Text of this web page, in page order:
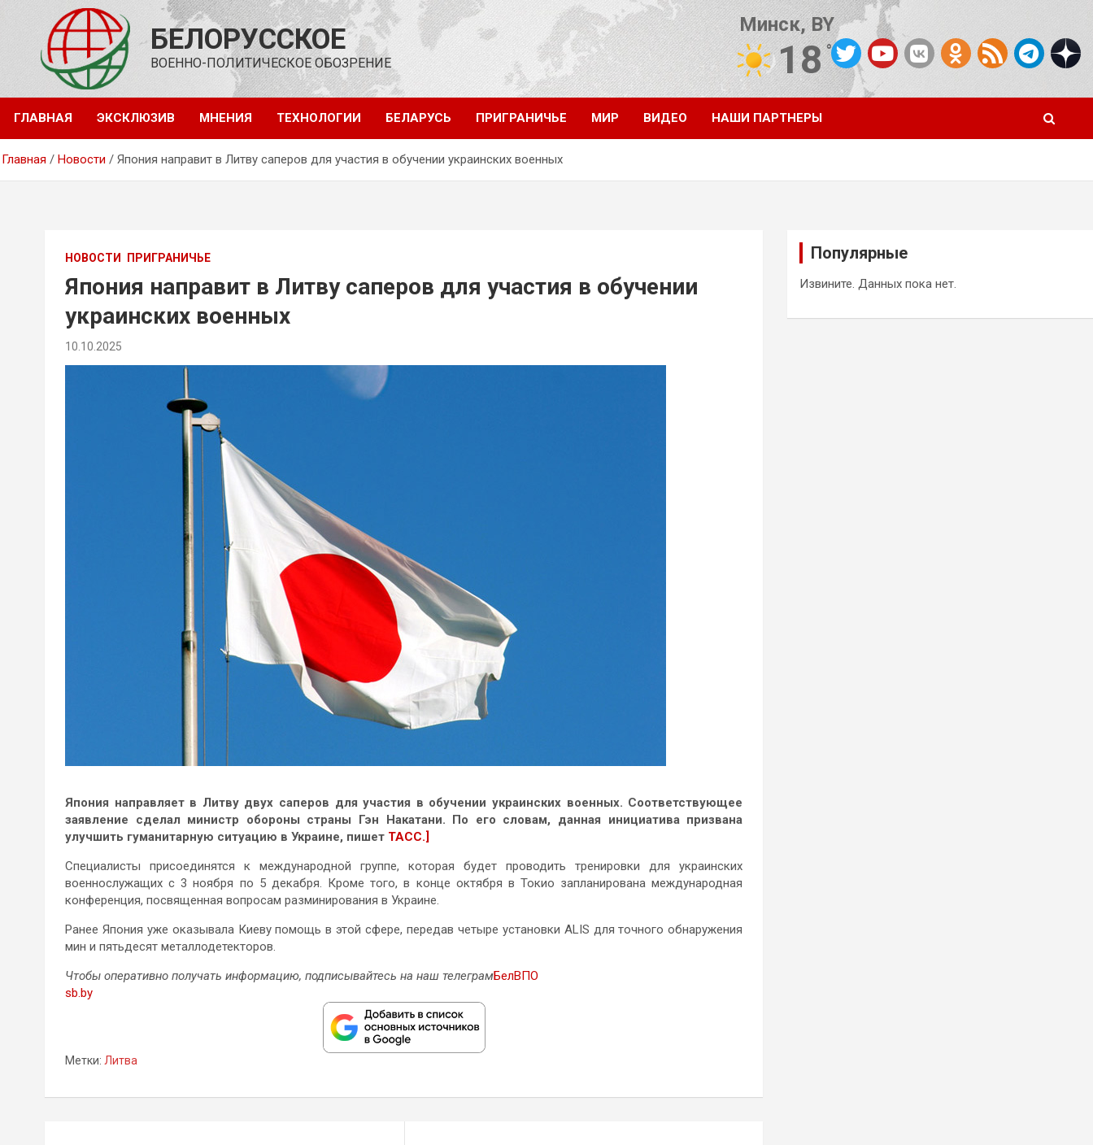
содержимому
БЕЛОРУССКОЕ
ВОЕННО-ПОЛИТИЧЕСКОЕ ОБОЗРЕНИЕ
Минск, BY
18°C
Погода от OpenWeatherMap
ГЛАВНАЯ ЭКСКЛЮЗИВ МНЕНИЯ ТЕХНОЛОГИИ БЕЛАРУСЬ ПРИГРАНИЧЬЕ МИР ВИДЕО НАШИ ПАРТНЕРЫ
Главная Новости Япония направит в Литву саперов для участия в обучении украинских военных
НОВОСТИ ПРИГРАНИЧЬЕ
Япония направит в Литву саперов для участия в обучении
украинских военных
10.10.2025
Япония направляет в Литву двух саперов для участия в обучении украинских военных. Соответствующее
заявление сделал министр обороны страны Гэн Накатани. По его словам, данная инициатива призвана
улучшить гуманитарную ситуацию в Украине, пишет ТАСС.]
Специалисты присоединятся к международной группе, которая будет проводить тренировки для украинских
военнослужащих с 3 ноября по 5 декабря. Кроме того, в конце октября в Токио запланирована международная
конференция, посвященная вопросам разминирования в Украине.
Ранее Япония уже оказывала Киеву помощь в этой сфере, передав четыре установки ALIS для точного обнаружения
мин и пятьдесят металлодетекторов.
Чтобы оперативно получать информацию, подписывайтесь на наш телеграмБелВПО
sb.by
Метки: Литва
Популярные
Извините. Данных пока нет.